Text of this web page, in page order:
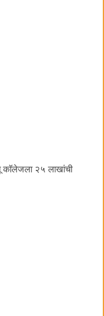
कॉलेजला २५ लाखांची